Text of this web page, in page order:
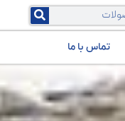
تماس با ما